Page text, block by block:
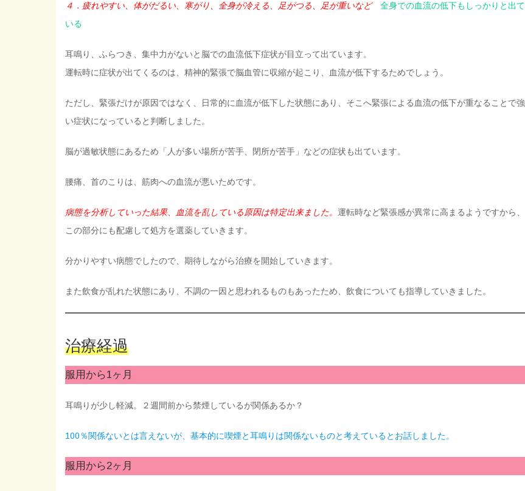
４．疲れやすい、体がだるい、寒がり、全身が冷える、足がつる、足が重いなど全身での血流の低下もしっかりと出て
いる
耳鳴り、ふらつき、集中力がないと脳での血流低下症状が目立って出ています。
運転時に症状が出てくるのは、精神的緊張で脳血管に収縮が起こり、血流が低下するためでしょう。
ただし、緊張だけが原因ではなく、日常的に血流が低下した状態にあり、そこへ緊張による血流の低下が重なることで強
い症状になっていると判断しました。
脳が過敏状態にあるため「人が多い場所が苦手、閉所が苦手」などの症状も出ています。
腰痛、首のこりは、筋肉への血流が悪いためです。
病態を分析していった結果、血流を乱している原因は特定出来ました。 運転時など緊張感が異常に高まるようですから、
この部分にも配慮して処方を選薬していきます。
分かりやすい病態でしたので、期待しながら治療を開始していきます。
また飲食が乱れた状態にあり、不調の一因と思われるものもあったため、飲食についても指導していきました。
治療経過
服用から1ヶ月
耳鳴りが少し軽減。２週間前から禁煙しているが関係あるか？
100％関係ないとは言えないが、基本的に喫煙と耳鳴りは関係ないものと考えているとお話しました。
服用から2ヶ月